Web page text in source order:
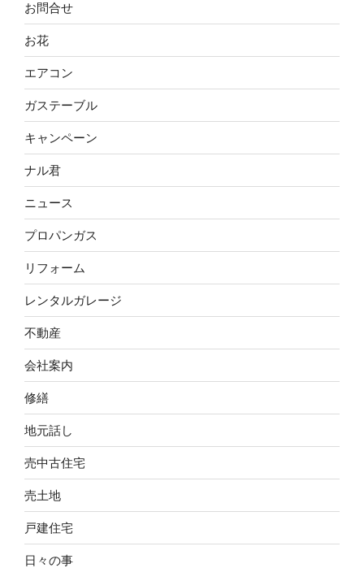
お問合せ
お花
エアコン
ガステーブル
キャンペーン
ナル君
ニュース
プロパンガス
リフォーム
レンタルガレージ
不動産
会社案内
修繕
地元話し
売中古住宅
売土地
戸建住宅
日々の事